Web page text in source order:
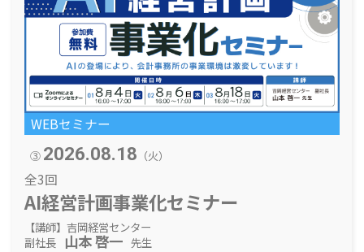
WEBセミナー
③ 2026.08.18 （火）
全3回
AI経営計画事業化セミナー
【講師】吉岡経営センター
副社長 山本 啓一 先生